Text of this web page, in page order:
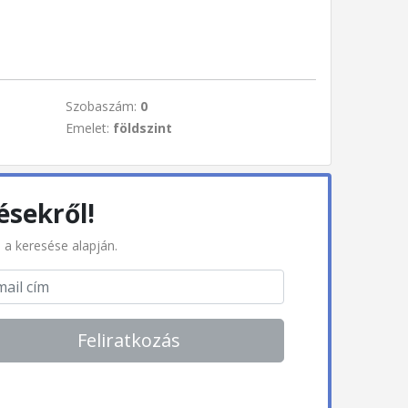
Szobaszám: 0
Emelet: földszint
keresése alapján.
Feliratkozás